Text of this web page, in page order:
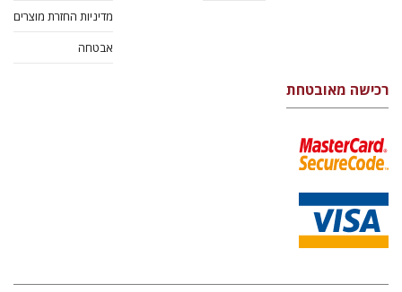
מדיניות החזרת מוצרים
אבטחה
רכישה מאובטחת